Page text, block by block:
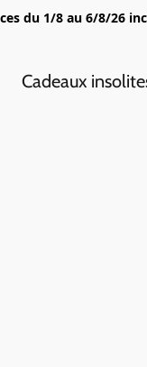
du 1/8 au 6/8/26
Cadeaux